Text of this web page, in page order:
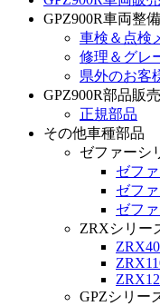
GPZ900R車両整備
車検＆点検
修理＆グレ
県外のお客
GPZ900R部品販売
正規部品
その他車種部品
ゼファーシ
ゼフ
ゼフ
ゼフ
ZRXシリー
GPZシリー